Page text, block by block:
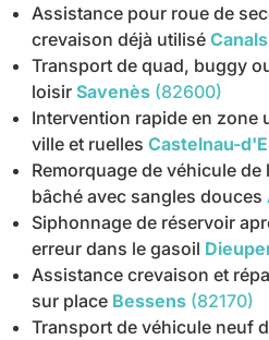
Assistance pour roue de
crevaison déjà utilisé Canals
Transport de quad, buggy
loisir Savenès (82600)
Intervention rapide en zone
ville et ruelles Castelnau-
Remorquage de véhicule
bâché avec sangles douces
Siphonnage de réservoir
erreur dans le gasoil
Assistance crevaison et
sur place Bessens (82170)
Transport de véhicule neuf